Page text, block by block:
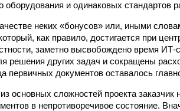
оборудования и одинаковых стандартов
неких «бонусов» или, иными
как правило, достигается при
заметно высвобождено время ИТ-
решения других задач и сокращены
первичных документов оставалось
основных сложностей проекта
в непротиворечивое состояние.